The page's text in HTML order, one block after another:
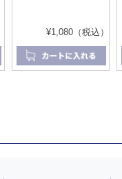
¥1,080（税込）